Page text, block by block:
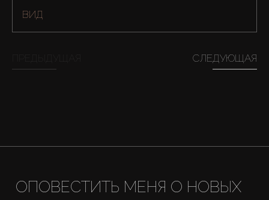
ВИД
СЛЕДУЮЩАЯ
ОПОВЕСТИТЬ МЕНЯ О НОВЫХ